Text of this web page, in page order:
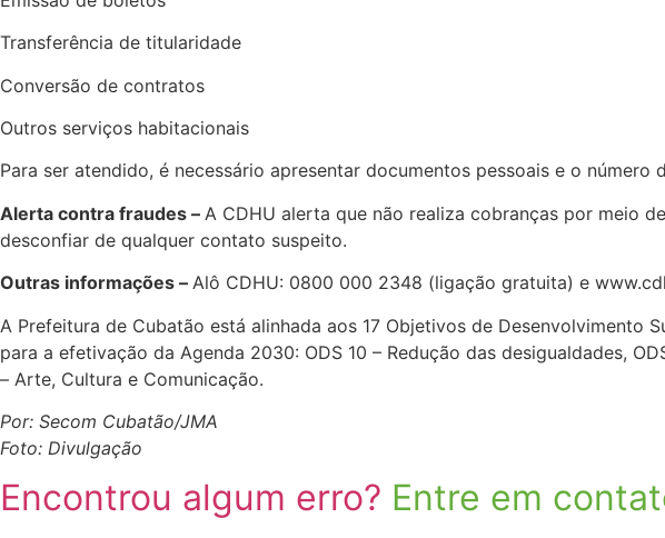
Transferência de titularidade
Conversão de contratos
Outros serviços habitacionais
Para ser atendido, é necessário apresentar documentos pessoais e o número
Alerta contra fraudes – A CDHU alerta que não realiza cobranças por meio
desconfiar de qualquer contato suspeito.
Outras informações – Alô CDHU: 0800 000 2348 (ligação gratuita) e
A Prefeitura de Cubatão está alinhada aos 17 Objetivos de Desenvolvimento
para a efetivação da Agenda 2030: ODS 10 – Redução das desigualdades,
– Arte, Cultura e Comunicação.
Por: Secom Cubatão/JMA
Foto: Divulgação
Encontrou algum erro? Entre em